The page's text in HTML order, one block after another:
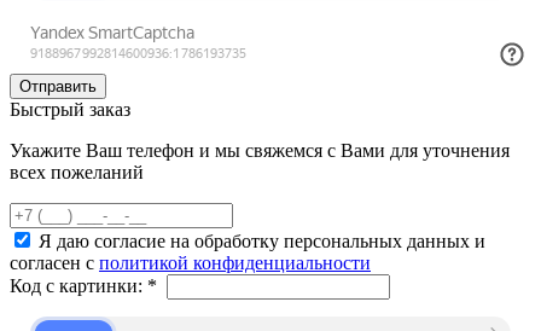
Быстрый заказ
Укажите Ваш телефон и мы свяжемся с Вами для уточнения
всех пожеланий
Я даю согласие на обработку персональных данных и
согласен с политикой конфиденциальности
Код с картинки: *